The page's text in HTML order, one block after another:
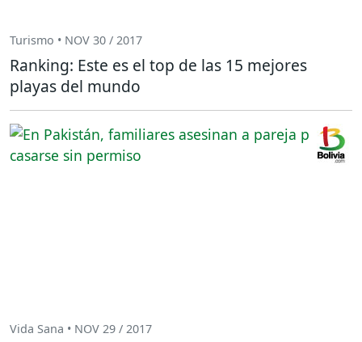
Turismo • NOV 30 / 2017
Ranking: Este es el top de las 15 mejores
playas del mundo
Vida Sana • NOV 29 / 2017